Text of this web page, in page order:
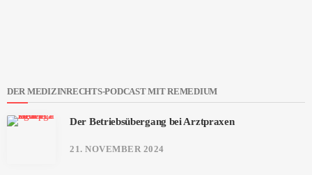
DER MEDIZINRECHTS-PODCAST MIT REMEDIUM
Der Betriebsübergang bei Arztpraxen
21. NOVEMBER 2024